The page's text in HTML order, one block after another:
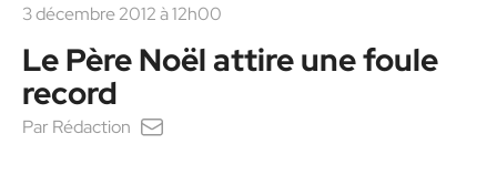
3 décembre 2012 à 12h00
Le Père Noël attire une foule
record
Par Rédaction